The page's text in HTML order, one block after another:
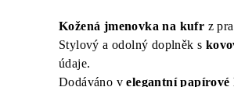
Kožená jmenovka na kufr z
Stylový a odolný doplněk s
údaje.
Dodáváno velegantní papírové